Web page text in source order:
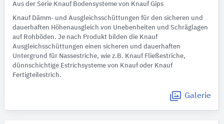
Aus der Serie Knauf Bodensysteme von Knauf Gips
Knauf Dämm- und Ausgleichsschüttungen für den sicheren und
dauerhaften Höhenausgleich von Unebenheiten und Schräglagen
auf Rohböden. Je nach Produkt bilden die Knauf
Ausgleichsschüttungen einen sicheren und dauerhaften
Untergrund für Nassestriche, wie z.B. Knauf Fließestriche,
dünnschichtige Estrichsysteme von Knauf oder Knauf
Fertigteilestrich.
Galerie